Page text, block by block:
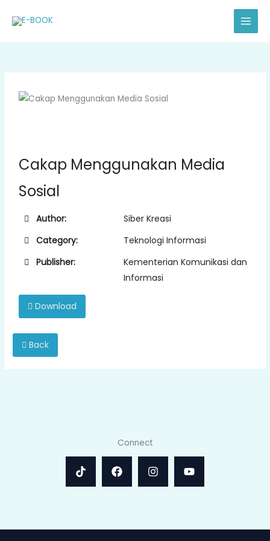
Cakap Menggunakan Media
Sosial
Author:
Siber Kreasi
Category:
Teknologi Informasi
Publisher:
Kementerian Komunikasi dan
Informasi
Download
Back
Connect